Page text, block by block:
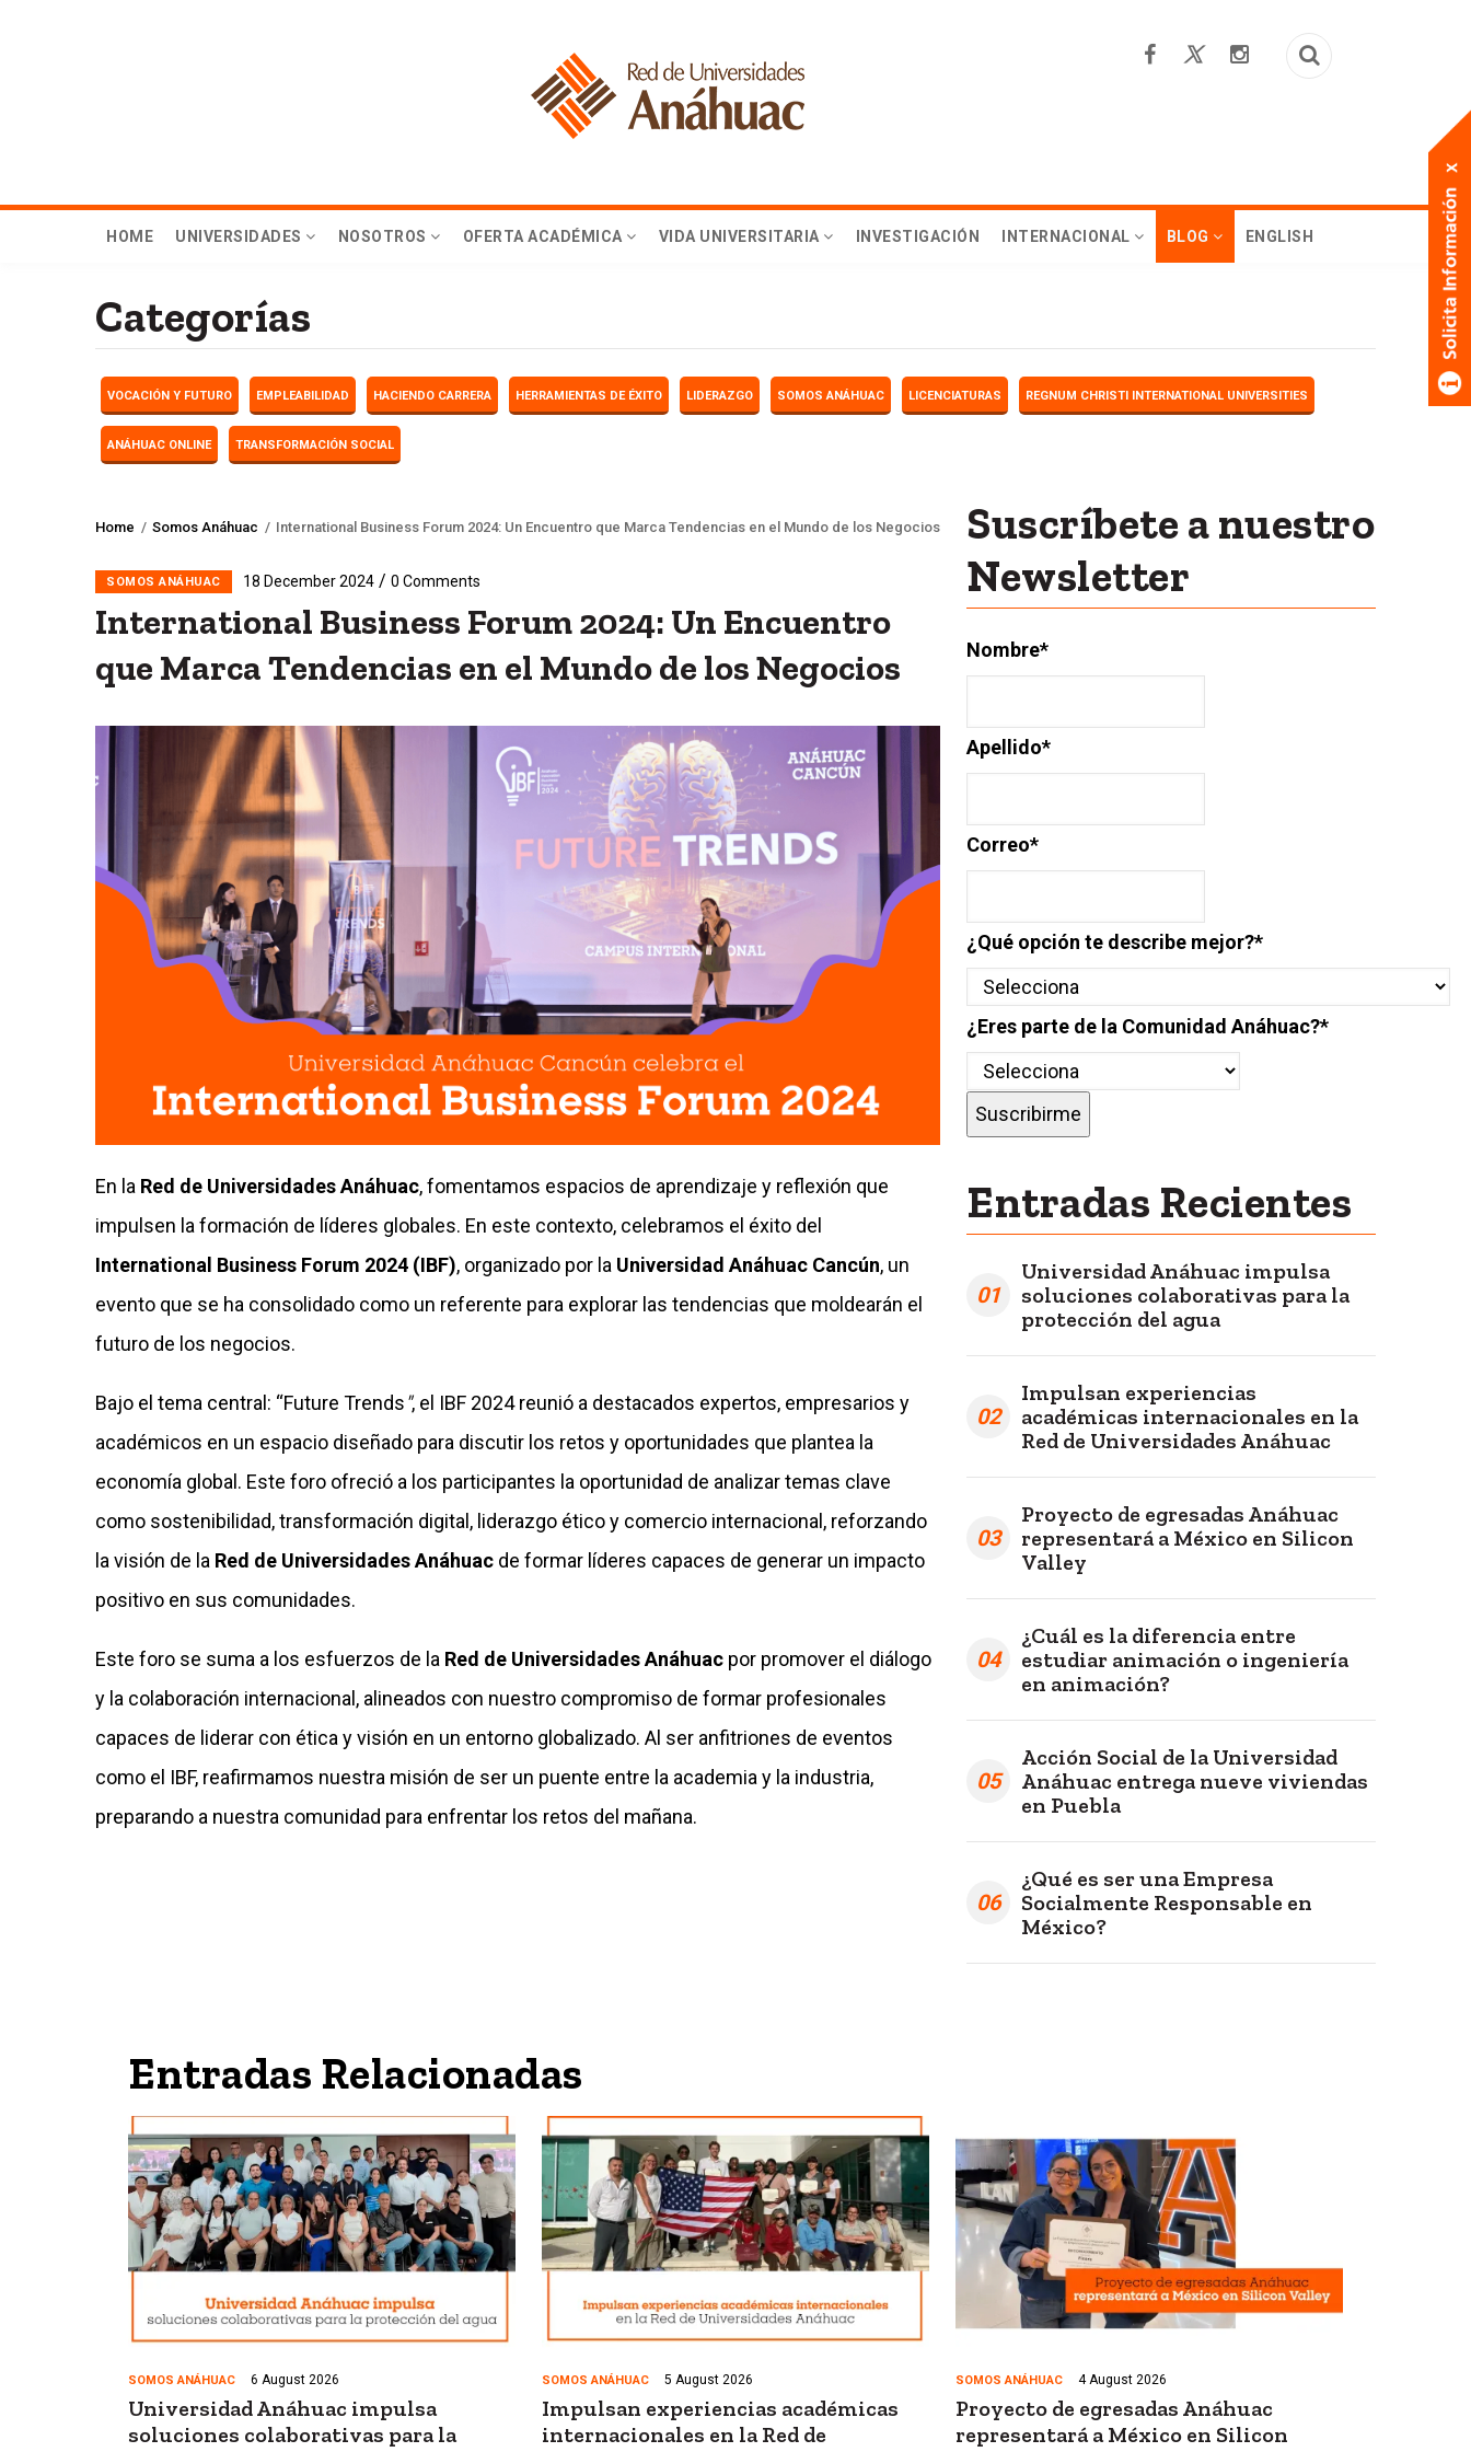
Menú
principal
Hub
HOME UNIVERSIDADES NOSOTROS OFERTA ACADÉMICA VIDA UNIVERSITARIA INVESTIGACIÓN INTERNACIONAL BLOG ENGLISH
Categorías
VOCACIÓN Y FUTURO EMPLEABILIDAD HACIENDO CARRERA HERRAMIENTAS DE ÉXITO LIDERAZGO SOMOS ANÁHUAC LICENCIATURAS REGNUM CHRISTI INTERNATIONAL UNIVERSITIES
ANÁHUAC ONLINE TRANSFORMACIÓN SOCIAL
Breadcrumb
Home / Somos Anáhuac / International Business Forum 2024: Un Encuentro que Marca Tendencias en el Mundo de los Negocios
SOMOS ANÁHUAC 18 December 2024/ 0 Comments
International Business Forum 2024: Un Encuentro
que Marca Tendencias en el Mundo de los Negocios
En la Red de Universidades Anáhuac, fomentamos espacios de aprendizaje y reflexión que
impulsen la formación de líderes globales. En este contexto, celebramos el éxito del
International Business Forum 2024 (IBF), organizado por la Universidad Anáhuac Cancún, un
evento que se ha consolidado como un referente para explorar las tendencias que moldearán el
futuro de los negocios.
Bajo el tema central: “Future Trends", el IBF 2024 reunió a destacados expertos, empresarios y
académicos en un espacio diseñado para discutir los retos y oportunidades que plantea la
economía global. Este foro ofreció a los participantes la oportunidad de analizar temas clave
como sostenibilidad, transformación digital, liderazgo ético y comercio internacional, reforzando
la visión de la Red de Universidades Anáhuac de formar líderes capaces de generar un impacto
positivo en sus comunidades.
Este foro se suma a los esfuerzos de la Red de Universidades Anáhuac por promover el diálogo
y la colaboración internacional, alineados con nuestro compromiso de formar profesionales
capaces de liderar con ética y visión en un entorno globalizado. Al ser anfitriones de eventos
como el IBF, reafirmamos nuestra misión de ser un puente entre la academia y la industria,
preparando a nuestra comunidad para enfrentar los retos del mañana.
Suscríbete a nuestro
Newsletter
Nombre*
Apellido*
Correo*
¿Qué opción te describe mejor?*
¿Eres parte de la Comunidad Anáhuac?*
Entradas Recientes
01
Universidad Anáhuac impulsa
soluciones colaborativas para la
protección del agua
02
Impulsan experiencias
académicas internacionales en la
Red de Universidades Anáhuac
03
Proyecto de egresadas Anáhuac
representará a México en Silicon
Valley
04
¿Cuál es la diferencia entre
estudiar animación o ingeniería
en animación?
05
Acción Social de la Universidad
Anáhuac entrega nueve viviendas
en Puebla
06
¿Qué es ser una Empresa
Socialmente Responsable en
México?
Entradas Relacionadas
SOMOS ANÁHUAC 6 August 2026
Universidad Anáhuac impulsa
soluciones colaborativas para la
SOMOS ANÁHUAC 5 August 2026
Impulsan experiencias académicas
internacionales en la Red de
SOMOS ANÁHUAC 4 August 2026
Proyecto de egresadas Anáhuac
representará a México en Silicon